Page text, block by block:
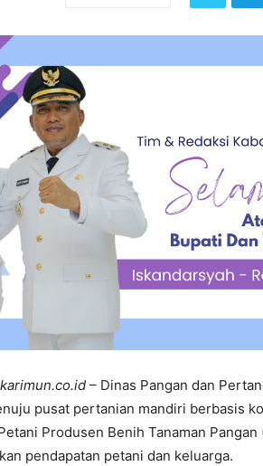
– Dinas Pangan dan
pusat pertanian mandiri berbasis
Produsen Benih Tanaman
pendapatan petani dan keluarga.